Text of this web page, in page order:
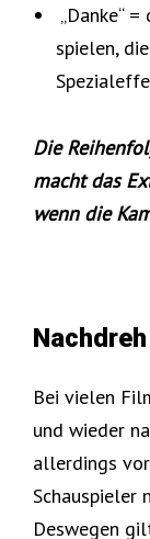
„Danke“
spielen,
Die
macht das
wenn die
Nachdreh
Bei vielen
und wieder
allerdings
Schauspieler
Deswegen